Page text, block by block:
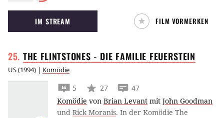
Trachodons, Allosaurus, Triceratops. Nachts
fällt eines der Monster über die Expedition
her.
den Dinosauriern teilen. Um diese Situation zu
meistern, erhalten Chris Pratt und Bryce
Dallas Howard Unterstützung von ein paar
IM STREAM FILM VORMERKEN
THE FLINTSTONES - DIE FAMILIE FEUERSTEIN
US(1994) | Komödie
5 27
47
Komödie von Brian Levant mit John Goodman
und Rick Moranis. In der Komödie The